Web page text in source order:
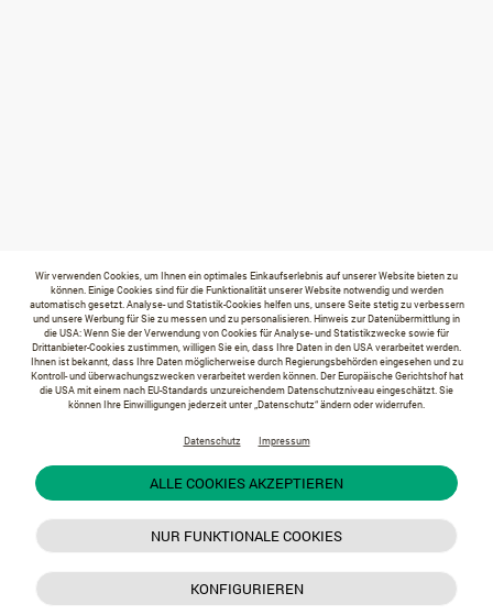
Wir verwenden Cookies, um Ihnen ein optimales Einkaufserlebnis auf unserer Website bieten zu
können. Einige Cookies sind für die Funktionalität unserer Website notwendig und werden
automatisch gesetzt. Analyse- und Statistik-Cookies helfen uns, unsere Seite stetig zu verbessern
und unsere Werbung für Sie zu messen und zu personalisieren. Hinweis zur Datenübermittlung in
die USA: Wenn Sie der Verwendung von Cookies für Analyse- und Statistikzwecke sowie für
Drittanbieter-Cookies zustimmen, willigen Sie ein, dass Ihre Daten in den USA verarbeitet werden.
Ihnen ist bekannt, dass Ihre Daten möglicherweise durch Regierungsbehörden eingesehen und zu
Kontroll- und überwachungszwecken verarbeitet werden können. Der Europäische Gerichtshof hat
die USA mit einem nach EU-Standards unzureichendem Datenschutzniveau eingeschätzt. Sie
können Ihre Einwilligungen jederzeit unter „Datenschutz“ ändern oder widerrufen.
Datenschutz Impressum
ALLE COOKIES AKZEPTIEREN
NUR FUNKTIONALE COOKIES
KONFIGURIEREN